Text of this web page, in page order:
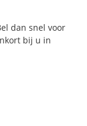
dan snel voor
bij u in